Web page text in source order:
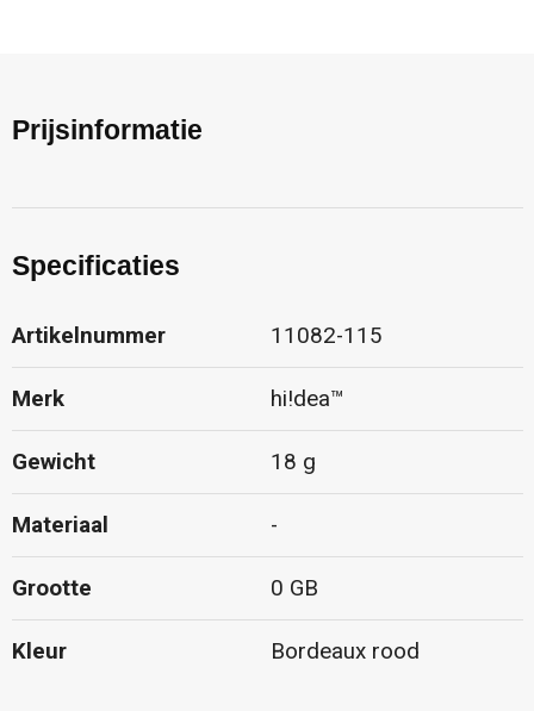
Prijsinformatie
Specificaties
Artikelnummer 11082-115
Merk hi!dea™
Gewicht 18 g
Materiaal -
Grootte 0 GB
Kleur Bordeaux rood